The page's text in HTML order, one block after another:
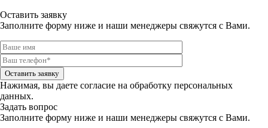
Оставить заявку
Заполните форму ниже и наши менеджеры свяжутся с Вами.
Оставить заявку
Нажимая, вы даете согласие на обработку персональных
данных.
Задать вопрос
Заполните форму ниже и наши менеджеры свяжутся с Вами.